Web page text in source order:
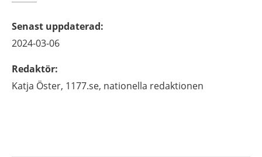
Senast uppdaterad:
2024-03-06
Redaktör:
Katja Öster, 1177.se, nationella redaktionen